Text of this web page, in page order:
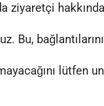
Bu,
lütfen